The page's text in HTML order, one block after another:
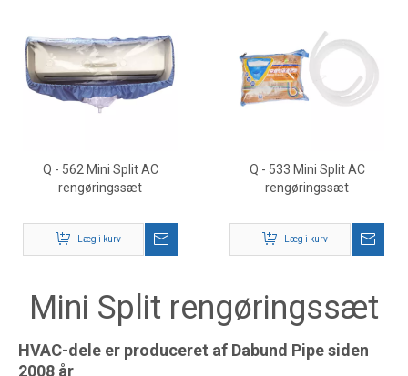
Q - 562 Mini Split AC
rengøringssæt
Læg i kurv
Q - 533 Mini Split AC
rengøringssæt
Læg i kurv
Mini Split rengøringssæt
HVAC-dele er produceret af Dabund Pipe siden
2008 år